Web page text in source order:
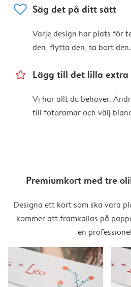
heart Säg det på ditt sätt
Varje design har plats för
den, flytta den, ta bort
star_outline Lägg till det lilla extra
Vi har allt du behöver.
till fotoramar och välj
Premiumkort med tre
Designa ett kort som ska vara
kommer att framkallas på
en